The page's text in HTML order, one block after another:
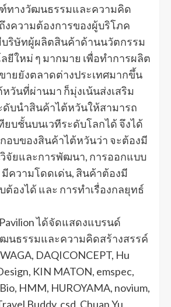
ทางวัฒนธรรมและความคิด
งความต้องการของผู้บริโภค
ริษัทผู้ผลิตสินค้าด้านนวัตกรรม
ยีใหม่ ๆ มากมาย เพื่อทำการผลิต
ายยังตลาดต่างประเทศมากขึ้น
วันที่ผ่านมา ก็มุ่งเน้นส่งเสริม
ดับนำสินค้าไต้หวันให้สามารถ
ยบชั้นบนเวทีระดับโลกได้ จึงได้
อบของสินค้าไต้หวันว่า จะต้องมี
วิจัยและการพัฒนา, การออกแบบ
ความโดดเด่น, สินค้าต้องมี
องได้ และ การทำเรื่องกลยุทธ์
ได้จัดแสดงแบรนด์
ธรรมและความคิดสร้างสรรค์
DAQICONCEPT, Hu
KIN MATON, emspec,
HMM, HUROYAMA, novium,
Buddy, csd, Chuan Yu,